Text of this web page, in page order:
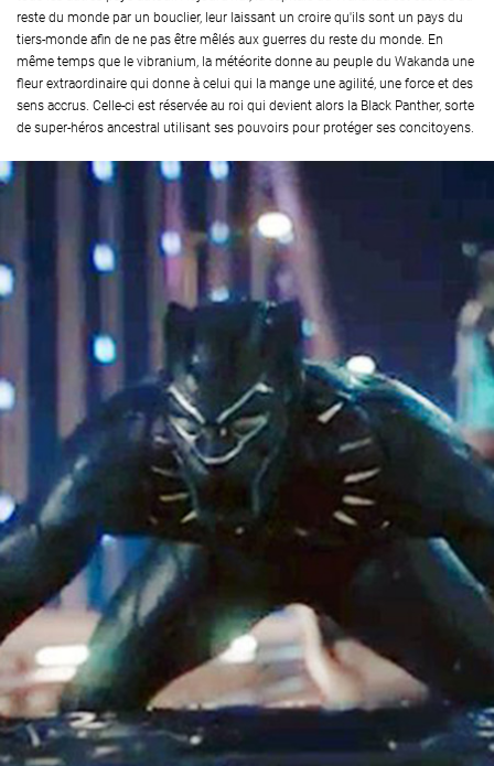
reste du monde par un bouclier, leur laissant un croire qu'ils sont un pays du
tiers-monde afin de ne pas être mêlés aux guerres du reste du monde. En
même temps que le vibranium, la météorite donne au peuple du Wakanda une
fleur extraordinaire qui donne à celui qui la mange une agilité, une force et des
sens accrus. Celle-ci est réservée au roi qui devient alors la Black Panther, sorte
de super-héros ancestral utilisant ses pouvoirs pour protéger ses concitoyens.